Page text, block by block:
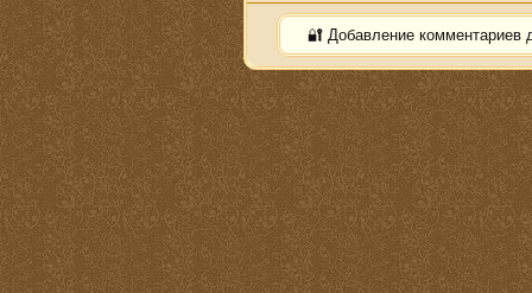
🔐 Добавление комментариев